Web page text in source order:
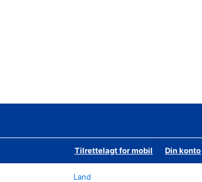
Tilrettelagt for mobil Din konto
Land